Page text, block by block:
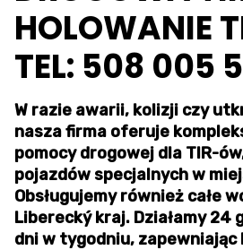
HOLOWANIE
TEL: 508 005
W razie awarii, kolizji czy
nasza firma oferuje
pomocy drogowej dla TIR-
pojazdów specjalnych w
Obsługujemy również całe
Liberecký kraj. Działamy 24
dni w tygodniu, zapewniając